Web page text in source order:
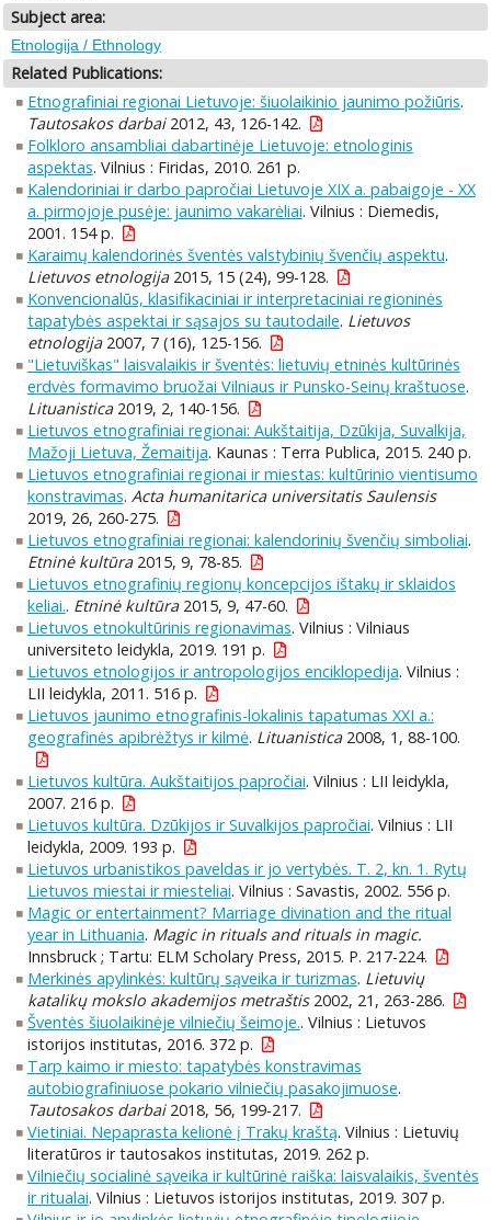
Subject area:
Etnologija / Ethnology
Related Publications:
Etnografiniai regionai Lietuvoje: šiuolaikinio jaunimo požiūris.
Tautosakos darbai2012, 43, 126-142.
Folkloro ansambliai dabartinėje Lietuvoje: etnologinis
aspektas. Vilnius : Firidas, 2010. 261 p.
Kalendoriniai ir darbo papročiai Lietuvoje XIX a. pabaigoje - XX
a. pirmojoje pusėje: jaunimo vakarėliai. Vilnius : Diemedis,
2001. 154 p.
Karaimų kalendorinės šventės valstybinių švenčių aspektu.
Lietuvos etnologija2015, 15 (24), 99-128.
Konvencionalūs, klasifikaciniai ir interpretaciniai regioninės
tapatybės aspektai ir sąsajos su tautodaile. Lietuvos
etnologija2007, 7 (16), 125-156.
"Lietuviškas" laisvalaikis ir šventės: lietuvių etninės kultūrinės
erdvės formavimo bruožai Vilniaus ir Punsko-Seinų kraštuose.
Lituanistica2019, 2, 140-156.
Lietuvos etnografiniai regionai: Aukštaitija, Dzūkija, Suvalkija,
Mažoji Lietuva, Žemaitija. Kaunas : Terra Publica, 2015. 240 p.
Lietuvos etnografiniai regionai ir miestas: kultūrinio vientisumo
konstravimas. Acta humanitarica universitatis Saulensis
2019, 26, 260-275.
Lietuvos etnografiniai regionai: kalendorinių švenčių simboliai.
Etninė kultūra2015, 9, 78-85.
Lietuvos etnografinių regionų koncepcijos ištakų ir sklaidos
keliai.. Etninė kultūra2015, 9, 47-60.
Lietuvos etnokultūrinis regionavimas. Vilnius : Vilniaus
universiteto leidykla, 2019. 191 p.
Lietuvos etnologijos ir antropologijos enciklopedija. Vilnius :
LII leidykla, 2011. 516 p.
Lietuvos jaunimo etnografinis-lokalinis tapatumas XXI a.:
geografinės apibrėžtys ir kilmė. Lituanistica2008, 1, 88-100.
Lietuvos kultūra. Aukštaitijos papročiai. Vilnius : LII leidykla,
2007. 216 p.
Lietuvos kultūra. Dzūkijos ir Suvalkijos papročiai. Vilnius : LII
leidykla, 2009. 193 p.
Lietuvos urbanistikos paveldas ir jo vertybės. T. 2, kn. 1. Rytų
Lietuvos miestai ir miesteliai. Vilnius : Savastis, 2002. 556 p.
Magic or entertainment? Marriage divination and the ritual
year in Lithuania. Magic in rituals and rituals in magic.
Innsbruck ; Tartu: ELM Scholary Press, 2015. P. 217-224.
Merkinės apylinkės: kultūrų sąveika ir turizmas. Lietuvių
katalikų mokslo akademijos metraštis2002, 21, 263-286.
Šventės šiuolaikinėje vilniečių šeimoje.. Vilnius : Lietuvos
istorijos institutas, 2016. 372 p.
Tarp kaimo ir miesto: tapatybės konstravimas
autobiografiniuose pokario vilniečių pasakojimuose.
Tautosakos darbai2018, 56, 199-217.
Vietiniai. Nepaprasta kelionė į Trakų kraštą. Vilnius : Lietuvių
literatūros ir tautosakos institutas, 2019. 262 p.
Vilniečių socialinė sąveika ir kultūrinė raiška: laisvalaikis, šventės
ir ritualai. Vilnius : Lietuvos istorijos institutas, 2019. 307 p.